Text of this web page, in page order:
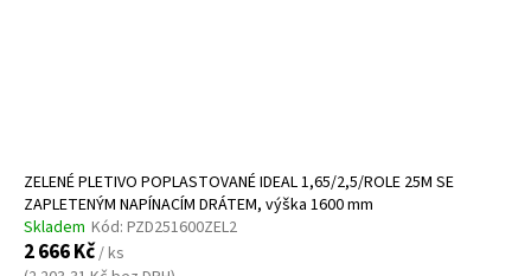
ZELENÉ PLETIVO POPLASTOVANÉ IDEAL 1,65/2,5/ROLE 25M SE
ZAPLETENÝM NAPÍNACÍM DRÁTEM, výška 1600 mm
Skladem Kód: PZD251600ZEL2
2 666 Kč/ ks